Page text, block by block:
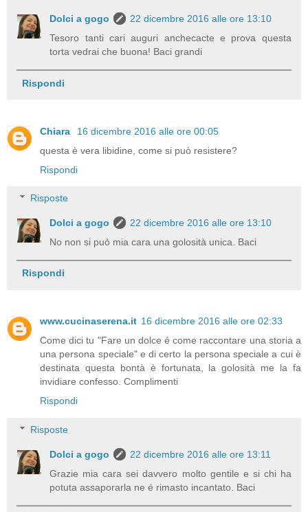
Dolci a gogo
22 dicembre 2016 alle ore 13:10
Tesoro tanti cari auguri anchecacte e prova questa
torta vedrai che buona! Baci grandi
Rispondi
Chiara
16 dicembre 2016 alle ore 00:05
questa è vera libidine, come si può resistere?
Rispondi
Risposte
Dolci a gogo
22 dicembre 2016 alle ore 13:10
No non si può mia cara una golosità unica. Baci
Rispondi
www.cucinaserena.it 16 dicembre 2016 alle ore 02:33
Come dici tu "Fare un dolce é come raccontare una storia a
una persona speciale" e di certo la persona speciale a cui è
destinata questa bontà è fortunata, la golosità me la fa
invidiare confesso. Complimenti
Rispondi
Risposte
Dolci a gogo
22 dicembre 2016 alle ore 13:11
Grazie mia cara sei davvero molto gentile e si chi ha
potuta assaporarla ne é rimasto incantato. Baci